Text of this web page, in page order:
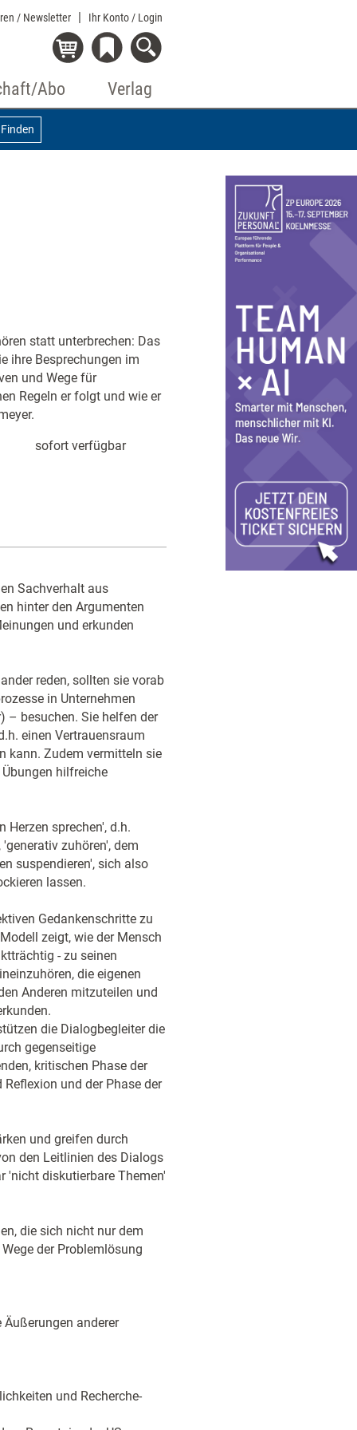
/ Newsletter Ihr Konto / Login
Abo Verlag
Finden
statt unterbrechen: Das
ihre Besprechungen im
und Wege für
Regeln er folgt und wie er
sofort verfügbar
Sachverhalt aus
hinter den Argumenten
und erkunden
reden, sollten sie vorab
in Unternehmen
– besuchen. Sie helfen der
einen Vertrauensraum
kann. Zudem vermitteln sie
hilfreiche
Herzen sprechen', d.h.
zuhören', dem
suspendieren', sich also
lassen.
Gedankenschritte zu
zeigt, wie der Mensch
- zu seinen
die eigenen
Anderen mitzuteilen und
die Dialogbegleiter die
gegenseitige
kritischen Phase der
und der Phase der
und greifen durch
den Leitlinien des Dialogs
'nicht diskutierbare Themen'
die sich nicht nur dem
der Problemlösung
anderer
und Recherche-